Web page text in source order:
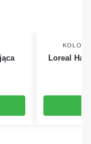
Loreal